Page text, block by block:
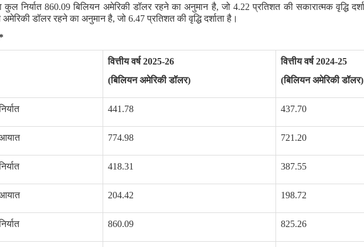
कुल निर्यात 860.09 बिलियन अमेरिकी डॉलर रहने का अनुमान है, जो 4.22 प्रतिशत की सकारात्मक वृद्धि
डॉलर रहने का अनुमान है, जो 6.47 प्रतिशत की वृद्धि दर्शाता है।
वित्तीय वर्ष2025-26
(बिलियन अमेरिकी डॉलर)
वित्तीय वर्ष2024-25
(बिलियन अमेरिकी डॉलर)
441.78 437.70
774.98 721.20
418.31 387.55
204.42 198.72
860.09 825.26